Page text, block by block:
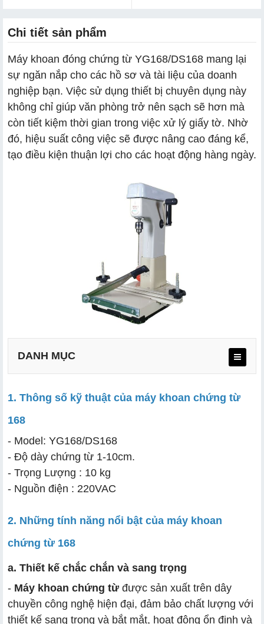
Chi tiết sản phẩm
Máy khoan đóng chứng từ YG168/DS168 mang lại
sự ngăn nắp cho các hồ sơ và tài liệu của doanh
nghiệp bạn. Việc sử dụng thiết bị chuyên dụng này
không chỉ giúp văn phòng trở nên sạch sẽ hơn mà
còn tiết kiệm thời gian trong việc xử lý giấy tờ. Nhờ
đó, hiệu suất công việc sẽ được nâng cao đáng kể,
tạo điều kiện thuận lợi cho các hoạt động hàng ngày.
DANH MỤC
b. Khả năng khoan đa dạng
c. Hiệu suất làm việc cao
1. Thông số kỹ thuật của máy khoan chứng từ
168
- Model: YG168/DS168
- Độ dày chứng từ 1-10cm.
- Trọng Lượng : 10 kg
- Nguồn điện : 220VAC
2. Những tính năng nổi bật của máy khoan
chứng từ 168
a. Thiết kế chắc chắn và sang trọng
- Máy khoan chứng từ được sản xuất trên dây
chuyền công nghệ hiện đại, đảm bảo chất lượng với
thiết kế sang trọng và bắt mắt, hoạt động ổn định và